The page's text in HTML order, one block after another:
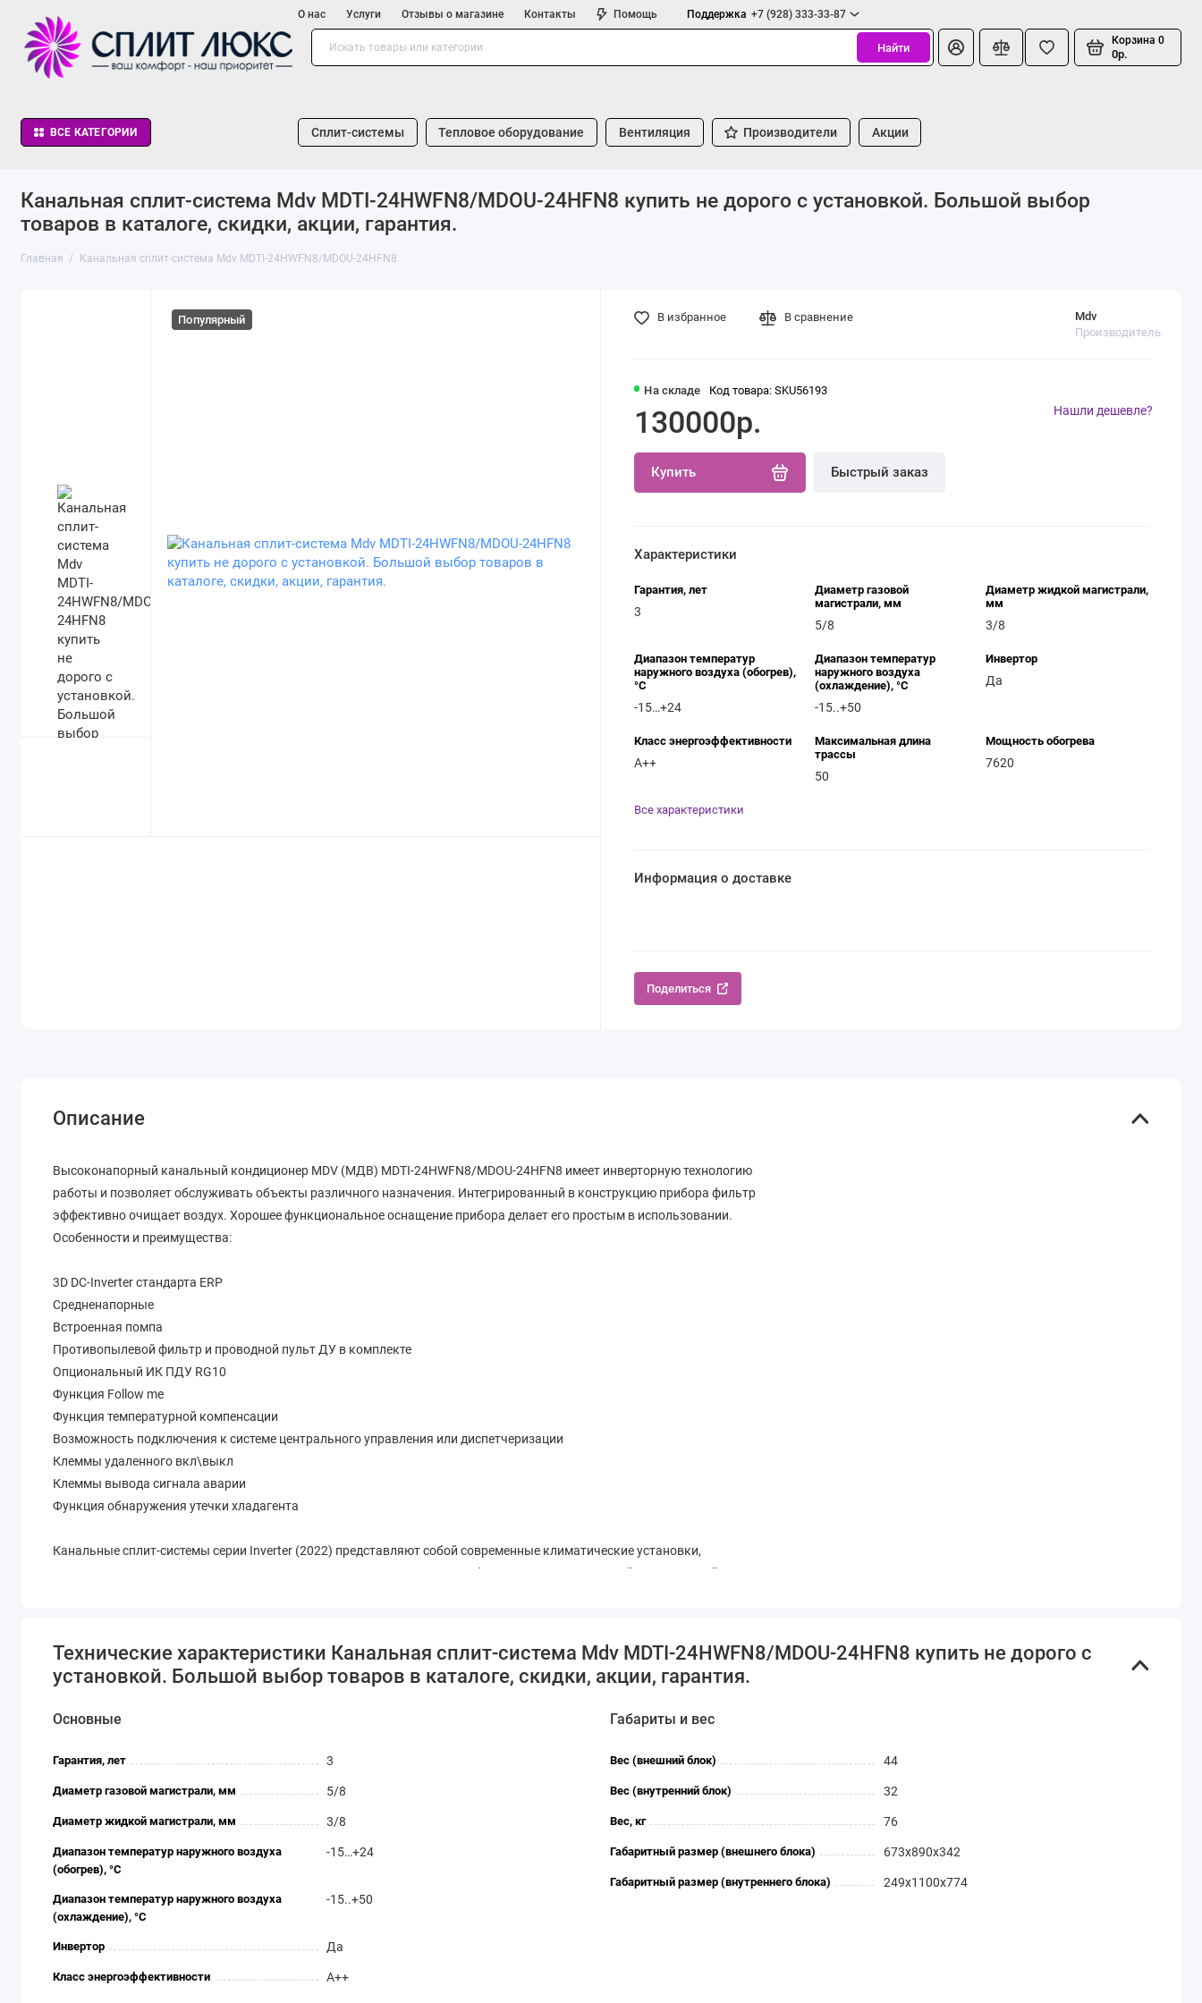
О нас Услуги Отзывы о магазине Контакты Помощь Поддержка +7 (928) 333-33-87
Найти
Корзина 0
0р.
ВСЕ КАТЕГОРИИ Сплит-системы Тепловое оборудование Вентиляция Производители Акции
Канальная сплит-система Mdv MDTI-24HWFN8/MDOU-24HFN8 купить не дорого с установкой. Большой выбор
товаров в каталоге, скидки, акции, гарантия.
Главная Канальная сплит-система Mdv MDTI-24HWFN8/MDOU-24HFN8
Популярный
На складе Код товара: SKU56193
Mdv
Производитель
130000р.
Купить Быстрый заказ
Нашли дешевле?
В избранное В сравнение
Характеристики
Гарантия, лет
3
Диаметр газовой
магистрали, мм
5/8
Диаметр жидкой магистрали,
мм
3/8
Диапазон температур
наружного воздуха (обогрев),
°C
-15…+24
Диапазон температур
наружного воздуха
(охлаждение), °C
-15..+50
Инвертор
Да
Класс энергоэффективности
A++
Максимальная длина
трассы
50
Мощность обогрева
7620
Все характеристики
Информация о доставке
Поделиться
Описание
Высоконапорный канальный кондиционер MDV (МДВ) MDTI-24HWFN8/MDOU-24HFN8 имеет инверторную технологию
работы и позволяет обслуживать объекты различного назначения. Интегрированный в конструкцию прибора фильтр
эффективно очищает воздух. Хорошее функциональное оснащение прибора делает его простым в использовании.
Особенности и преимущества:
3D DC-Inverter стандарта ERP
Средненапорные
Встроенная помпа
Противопылевой фильтр и проводной пульт ДУ в комплекте
Опциональный ИК ПДУ RG10
Функция Follow me
Функция температурной компенсации
Возможность подключения к системе центрального управления или диспетчеризации
Клеммы удаленного вкл\выкл
Клеммы вывода сигнала аварии
Функция обнаружения утечки хладагента
Канальные сплит-системы серии Inverter (2022) представляют собой современные климатические установки,
предназначенные для качественного охлаждения и нагрева воздуха. Оборудование с уникальной конструкцией
Технические характеристики Канальная сплит-система Mdv MDTI-24HWFN8/MDOU-24HFN8 купить не дорого с
установкой. Большой выбор товаров в каталоге, скидки, акции, гарантия.
Основные
Гарантия, лет 3
Диаметр газовой магистрали, мм 5/8
Диаметр жидкой магистрали, мм 3/8
Диапазон температур наружного воздуха
(обогрев), °C
-15…+24
Диапазон температур наружного воздуха
(охлаждение), °C
-15..+50
Инвертор Да
Класс энергоэффективности A++
Габариты и вес
Вес (внешний блок) 44
Вес (внутренний блок) 32
Вес, кг 76
Габаритный размер (внешнего блока) 673x890x342
Габаритный размер (внутреннего блока) 249x1100x774